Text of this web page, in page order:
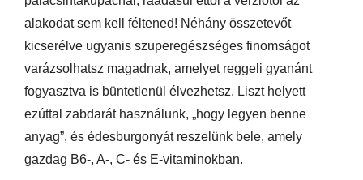
alakodat sem kell féltened! Néhány összetevőt
kicserélve ugyanis szuperegészséges finomságot
varázsolhatsz magadnak, amelyet reggeli gyanánt
fogyasztva is büntetlenül élvezhetsz. Liszt helyett
ezúttal zabdarát használunk, „hogy legyen benne
anyag”, és édesburgonyát reszelünk bele, amely
gazdag B6-, A-, C- és E-vitaminokban.